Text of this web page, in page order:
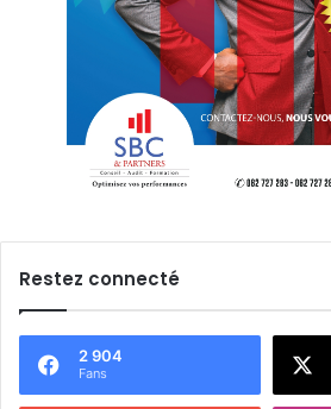
Restez connecté
2 904
Fans